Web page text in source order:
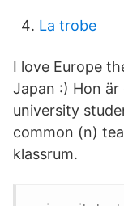
La trobe
I love Europe
Japan :) Hon
university
common (n)
klassrum.